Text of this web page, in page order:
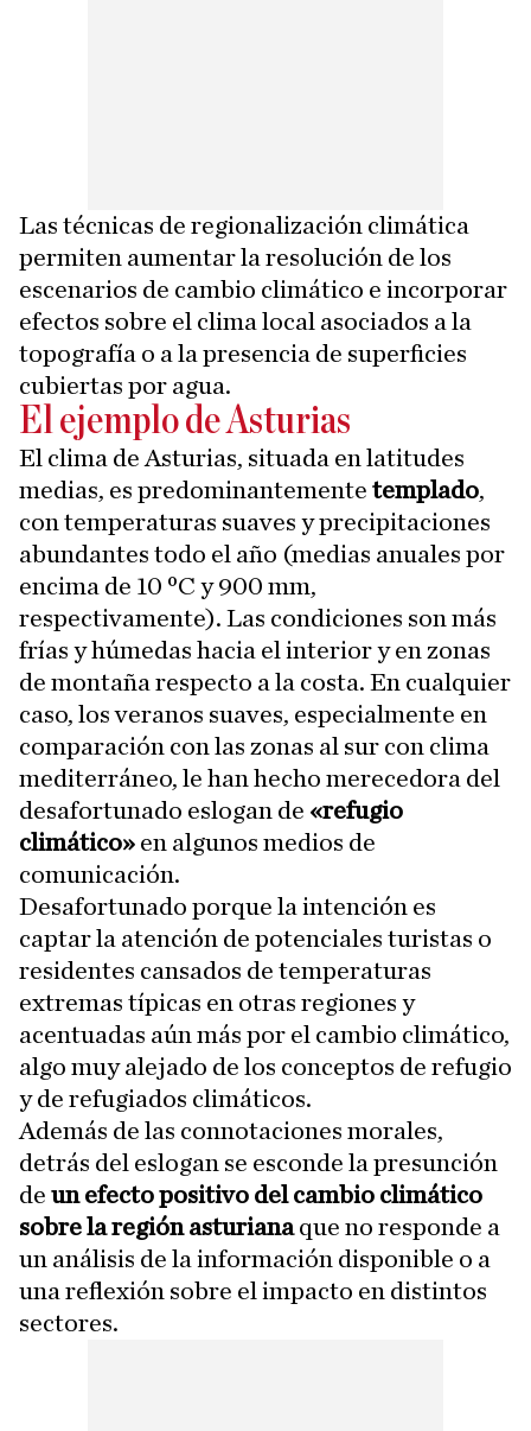
Las técnicas de regionalización climática
permiten aumentar la resolución de los
escenarios de cambio climático e incorporar
efectos sobre el clima local asociados a la
topografía o a la presencia de superficies
cubiertas por agua.
El ejemplo de Asturias
El clima de Asturias, situada en latitudes
medias, es predominantemente templado,
con temperaturas suaves y precipitaciones
abundantes todo el año (medias anuales por
encima de 10 ºC y 900 mm,
respectivamente). Las condiciones son más
frías y húmedas hacia el interior y en zonas
de montaña respecto a la costa. En cualquier
caso, los veranos suaves, especialmente en
comparación con las zonas al sur con clima
mediterráneo, le han hecho merecedora del
desafortunado eslogan de «refugio
climático» en algunos medios de
comunicación.
Desafortunado porque la intención es
captar la atención de potenciales turistas o
residentes cansados de temperaturas
extremas típicas en otras regiones y
acentuadas aún más por el cambio climático,
algo muy alejado de los conceptos de refugio
y de refugiados climáticos.
Además de las connotaciones morales,
detrás del eslogan se esconde la presunción
de un efecto positivo del cambio climático
sobre la región asturianaque no responde a
un análisis de la información disponible o a
una reflexión sobre el impacto en distintos
sectores.